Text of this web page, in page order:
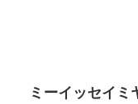
ミーイッセイミ